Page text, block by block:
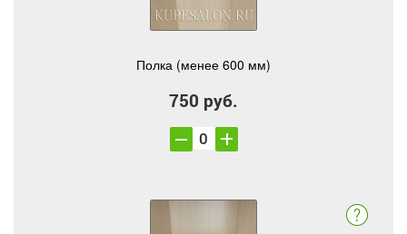
Полка (менее 600 мм)
750 руб.